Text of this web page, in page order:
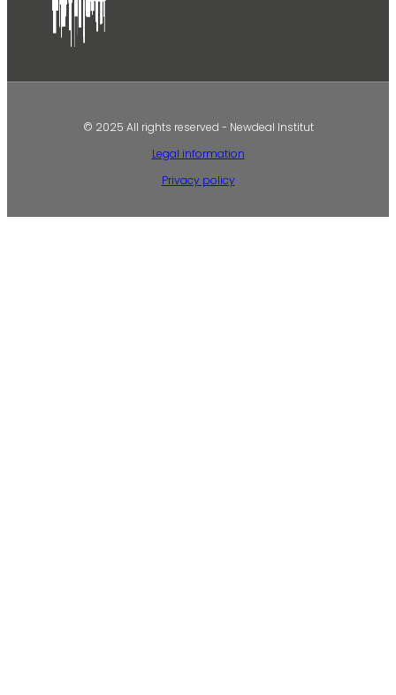
© 2025 All rights reserved - Newdeal Institut
Legal information
Privacy policy